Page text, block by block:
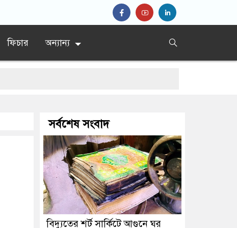
ফিচার অন্যান্য
সর্বশেষ সংবাদ
বিদ্যুতের শর্ট সার্কিটে আগুনে ঘর